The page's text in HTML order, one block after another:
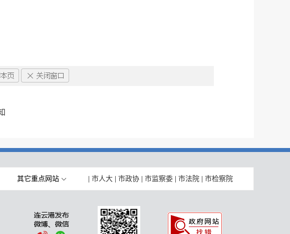
其它重点网站 市人大 市政协 市监察委 市法院 市检察院